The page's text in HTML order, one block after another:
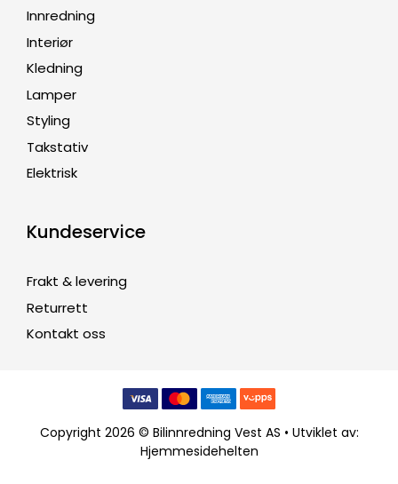
Innredning
Interiør
Kledning
Lamper
Styling
Takstativ
Elektrisk
Kundeservice
Frakt & levering
Returrett
Kontakt oss
Copyright 2026 © Bilinnredning Vest AS • Utviklet av:
Hjemmesidehelten